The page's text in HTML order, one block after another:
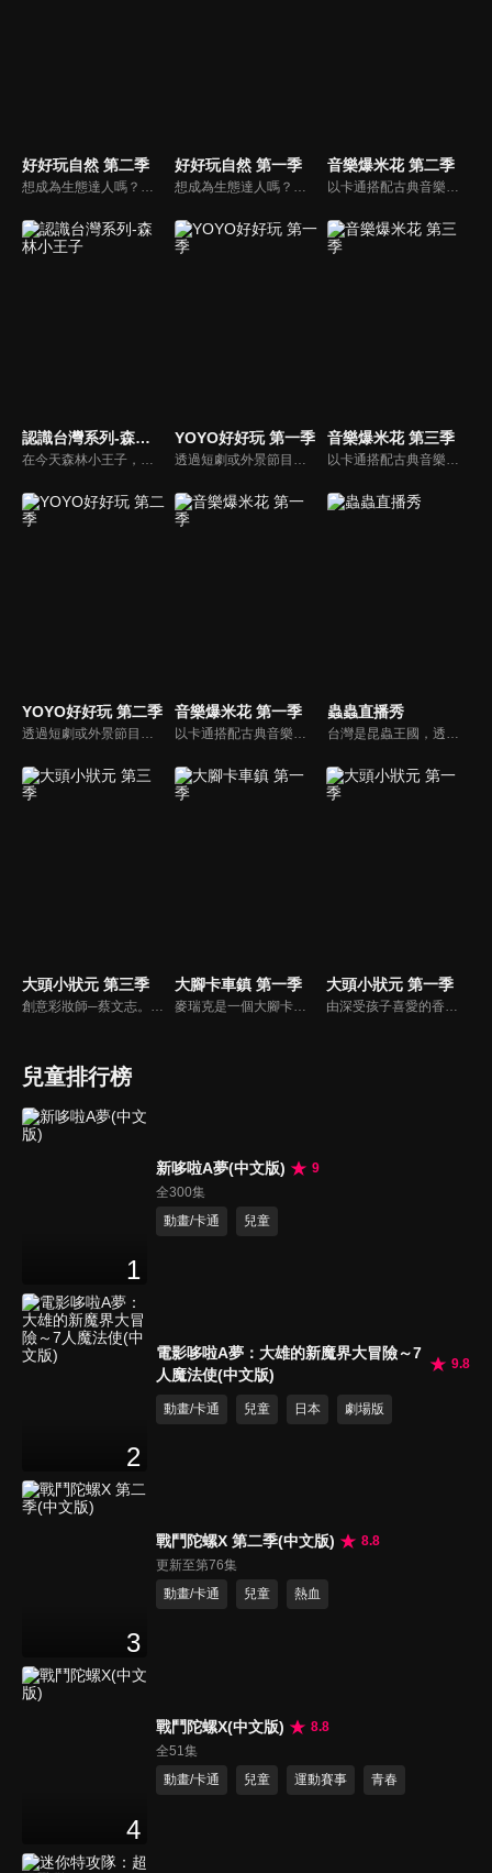
好好玩自然 第二季
想成為生態達人嗎？喜愛悠遊山海叢林、與動物昆蟲親近的小朋友別錯過囉！就讓柳丁哥哥與生態專家阿峰，帶你一起揭開大自然的神秘面紗！
好好玩自然 第一季
想成為生態達人嗎？喜愛悠遊山海叢林、與動物昆蟲親近的小朋友別錯過囉！就讓柳丁哥哥與生態專家阿峰，帶你一起揭開大自然的神秘面紗！
音樂爆米花 第二季
以卡通搭配古典音樂，讓小朋友感受古典音樂的故事與氛圍，進而促進對於古典音樂的愛好與欣賞。樂器認識：由西瓜哥哥與草莓姊姊帶小朋友認識不同樂器的形狀與樂聲。
認識台灣系列-森林小王子
在今天森林小王子，比勇哥哥和阿咪魯要開始介紹住在台灣最久的人給小朋友們認識，讓小朋友了解，原住民是居住在台灣最久的人。在1001個故事裡由長老說一個有關原住民射十個太陽的故事，還有介紹苗栗縣的南庄鄉有一個蓬萊村部落的水晶球之旅。
YOYO好好玩 第一季
透過短劇或外景節目帶領兒童認識自我及跟運動、寵物有關的事物。節目也會安插勞作教學與故事時間，除了提供能輕鬆在家動手作的內容，也利用動畫讓故事更生動。
音樂爆米花 第三季
以卡通搭配古典音樂，讓小朋友感受古典音樂的故事與氛圍，進而促進對於古典音樂的愛好與欣賞。樂器認識：由西瓜哥哥與草莓姊姊帶小朋友認識不同樂器的形狀與樂聲。
YOYO好好玩 第二季 音樂爆米花 第一季 蟲蟲直播秀
大頭小狀元 第三季
創意彩妝師─蔡文志。香蕉哥哥扮演成一個老婆婆，大頭嚇了一跳，於是香蕉哥哥介紹了化妝師─Tommy給大頭認識。Tommy帶香蕉哥哥、大頭一起參觀Tommy幫學生上課的情形，Tommy和香蕉哥哥舉行創意彩妝PK賽。
大腳卡車鎮 第一季
麥瑞克是一個大腳卡車。 大腳卡車城的居民們都可以尋求他的説明。 但是，他幾乎沒法一個人解決所有的問題。 幸運的是，他有很多朋友會説明他！ 大腳卡車們在這個豐富的卡車城裡過著幸福的生活，這裡也經常有一些讓人激動的事情發生。
大頭小狀元 第一季
由深受孩子喜愛的香蕉哥哥林掄元遍訪全台，帶領小朋友認識台灣各地的技藝達人，介紹日常生活中息息相關的行業。
兒童排行榜
1
新哆啦A夢(中文版)
9
全300集
動畫/卡通
兒童
2
電影哆啦A夢：大雄的新魔界大冒險～7
人魔法使(中文版)
9.8
動畫/卡通 兒童 日本 劇場版
3
戰鬥陀螺X 第二季(中文版)
8.8
更新至第76集
動畫/卡通
兒童 熱血
4
戰鬥陀螺X(中文版)
8.8
全51集
動畫/卡通
兒童 運動賽事 青春